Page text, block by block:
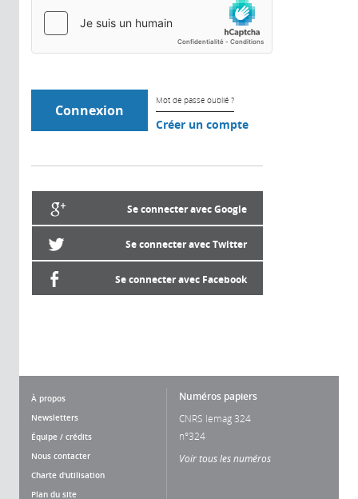
Mot de passe oublié ?
Créer un compte
Se connecter avec Google
Se connecter avec Twitter
Se connecter avec Facebook
À propos
Newsletters
Équipe / crédits
Nous contacter
Charte d'utilisation
Plan du site
Numéros papiers
CNRS lemag 324
n°324
Voir tous les numéros